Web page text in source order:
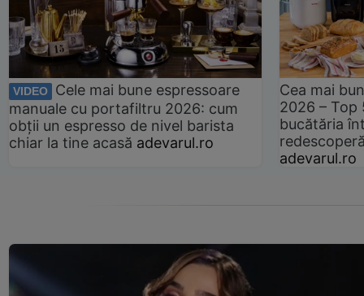
VIDEO
Cele mai bune espressoare
manuale cu portafiltru 2026: cum
obții un espresso de nivel barista
chiar la tine acasă adevarul.ro
Cea mai
2026 –
bucătăria
adevarul.ro